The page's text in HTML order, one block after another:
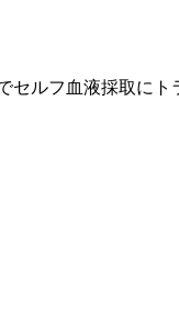
セルフ血液採取に